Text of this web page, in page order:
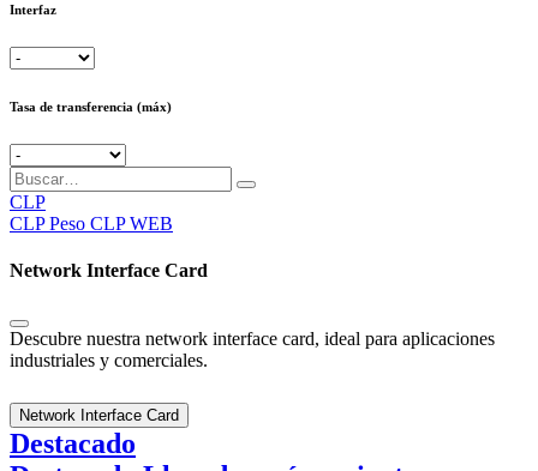
Interfaz
Tasa de transferencia (máx)
CLP
CLP Peso CLP WEB
Network Interface Card
Descubre nuestra network interface card, ideal para aplicaciones
industriales y comerciales.
Network Interface Card
Destacado